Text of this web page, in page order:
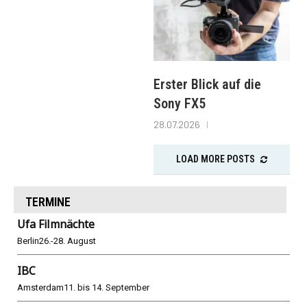
Erster Blick auf die
Sony FX5
28.07.2026
LOAD MORE POSTS
TERMINE
Ufa Filmnächte
Berlin26.-28. August
IBC
Amsterdam11. bis 14. September